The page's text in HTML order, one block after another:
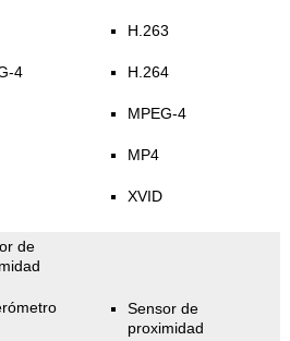
4
H.263
H.264
MPEG-4
MP4
XVID
de
Sensor de
proximidad